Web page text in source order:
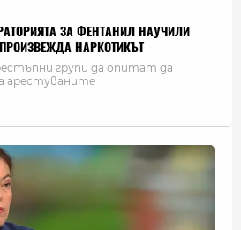
ЗА ФЕНТАНИЛ НАУЧИЛИ
НАРКОТИКЪТ
групи да опитат да
арестуваните